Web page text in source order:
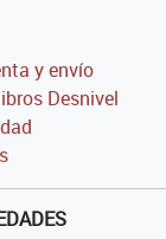
y envío
Desnivel